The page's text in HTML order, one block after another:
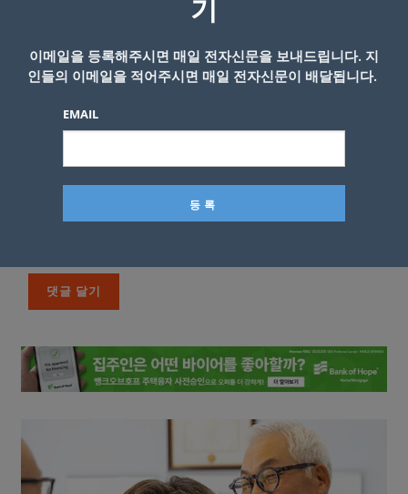
기
이메일을 등록해주시면 매일 전자신문을 보내드립니다. 지
인들의 이메일을 적어주시면 매일 전자신문이 배달됩니다.
EMAIL